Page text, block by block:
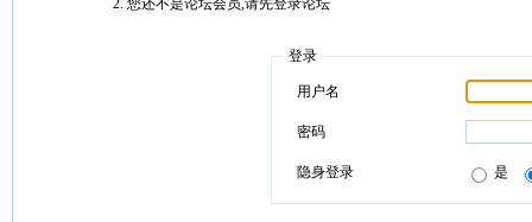
登录
用户名
密码
隐身登录 是